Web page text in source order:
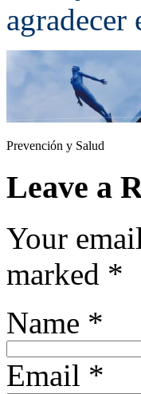
Prevención y Salud
Leave a
Your
marked *
Name *
Email *